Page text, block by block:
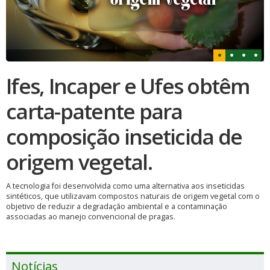
Ifes, Incaper e Ufes obtêm
carta-patente para
composição inseticida de
origem vegetal.
A tecnologia foi desenvolvida como uma alternativa aos inseticidas
sintéticos, que utilizavam compostos naturais de origem vegetal com o
objetivo de reduzir a degradação ambiental e a contaminação
associadas ao manejo convencional de pragas.
Notícias